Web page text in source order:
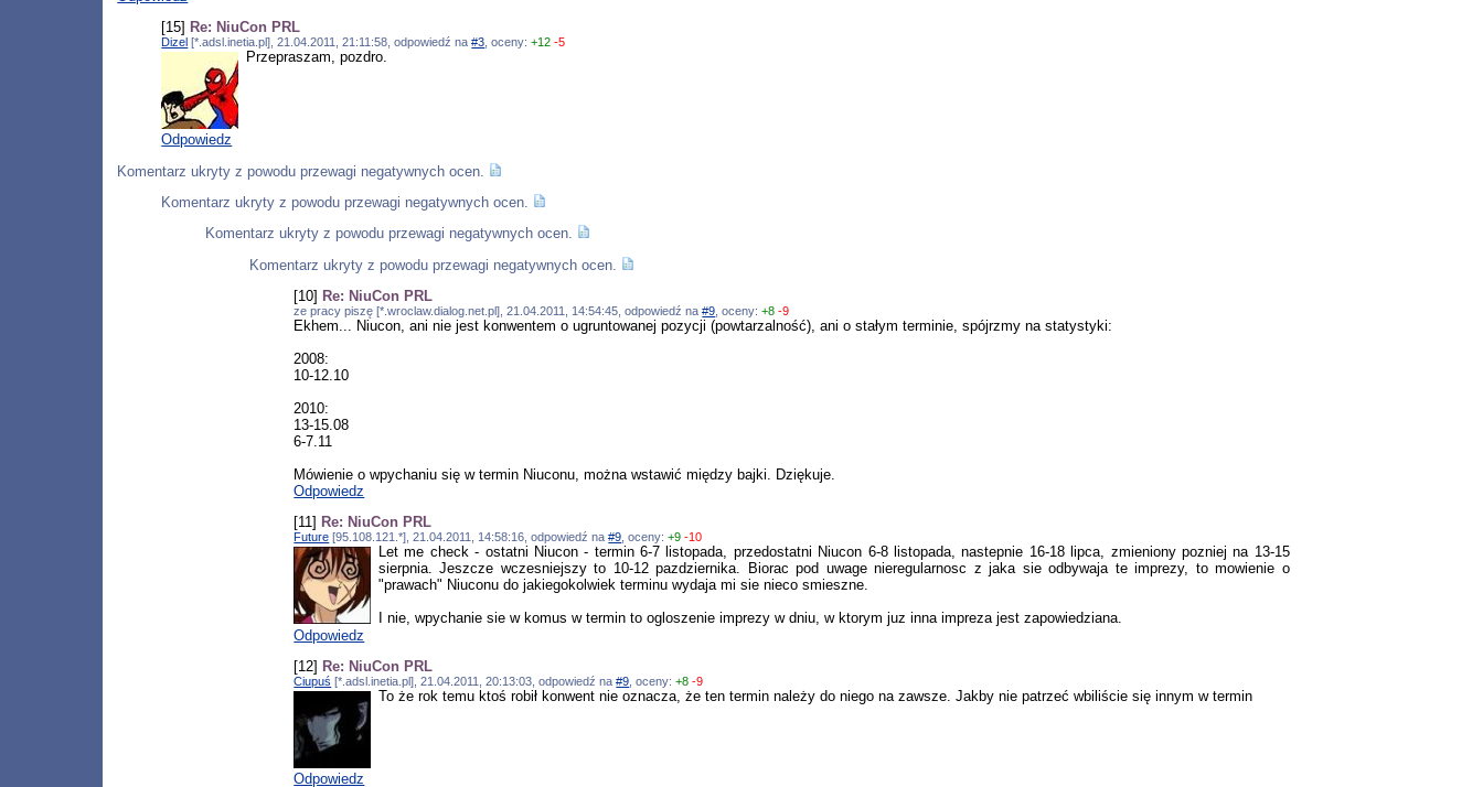
[15] Re: NiuCon PRL
Dizel [*.adsl.inetia.pl], 21.04.2011, 21:11:58, odpowiedź na#3 , oceny:+12 -5
Przepraszam, pozdro.
Odpowiedz
Komentarz ukryty z powodu przewagi negatywnych ocen.
Komentarz ukryty z powodu przewagi negatywnych ocen.
Komentarz ukryty z powodu przewagi negatywnych ocen.
Komentarz ukryty z powodu przewagi negatywnych ocen.
[10] Re: NiuCon PRL
ze pracy piszę [*.wroclaw.dialog.net.pl], 21.04.2011, 14:54:45, odpowiedź na#9 , oceny:+8 -9
Ekhem... Niucon, ani nie jest konwentem o ugruntowanej pozycji (powtarzalność), ani o stałym terminie, spójrzmy na statystyki:
2008:
10-12.10
2010:
13-15.08
6-7.11
Mówienie o wpychaniu się w termin Niuconu, można wstawić między bajki. Dziękuje.
Odpowiedz
[11] Re: NiuCon PRL
Future [95.108.121.*], 21.04.2011, 14:58:16, odpowiedź na#9, oceny:+9 -10
Let me check - ostatni Niucon - termin 6-7 listopada, przedostatni Niucon 6-8 listopada, nastepnie 16-18 lipca, zmieniony pozniej na 13-15
sierpnia. Jeszcze wczesniejszy to 10-12 pazdziernika. Biorac pod uwage nieregularnosc z jaka sie odbywaja te imprezy, to mowienie o
"prawach" Niuconu do jakiegokolwiek terminu wydaja mi sie nieco smieszne.
I nie, wpychanie sie w komus w termin to ogloszenie imprezy w dniu, w ktorym juz inna impreza jest zapowiedziana.
Odpowiedz
[12] Re: NiuCon PRL
Ciupuś [*.adsl.inetia.pl], 21.04.2011, 20:13:03, odpowiedź na#9 , oceny:+8 -9
To że rok temu ktoś robił konwent nie oznacza, że ten termin należy do niego na zawsze. Jakby nie patrzeć wbiliście się innym w termin
Odpowiedz